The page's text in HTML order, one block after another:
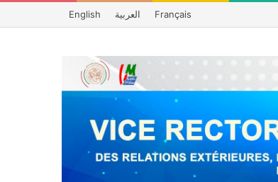
Français العربية English